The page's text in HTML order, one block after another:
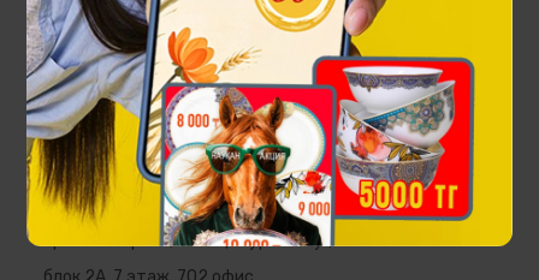
EMPIRE
Республика Казахстан, г. Алматы,
пр. Аль-Фараби, 5 ПФЦ "Нурлы Тау",